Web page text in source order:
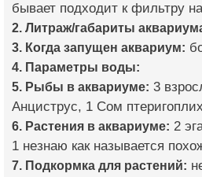
бывает подходит к фильтру
2. Литраж/габариты
3. Когда запущен аквариум:
4. Параметры воды:
5. Рыбы в аквариуме: 3
Анциструс, 1 Сом
6. Растения в аквариуме: 2
1 незнаю как называется
7. Подкормка для растений: